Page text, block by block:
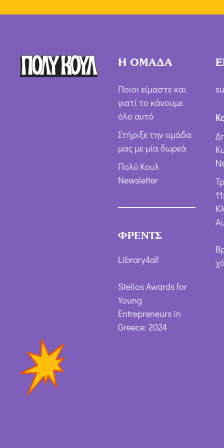
Η ΟΜΑΔΑ
Ποιοι είμαστε και
γιατί το κάνουμε
όλο αυτό
Στήριξε την ομάδα
μας με μία δωρεά
Πολύ Κουλ
Newsletter
ΦΡΕΝΤΣ
Library4all
Stelios Awards for
Young
Entrepreneurs in
Greece: 2024